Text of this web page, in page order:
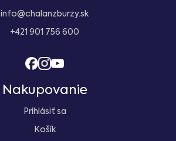
info@chalanzburzy.sk
+421 901 756 600
Nakupovanie
Prihlásiť sa
Košík